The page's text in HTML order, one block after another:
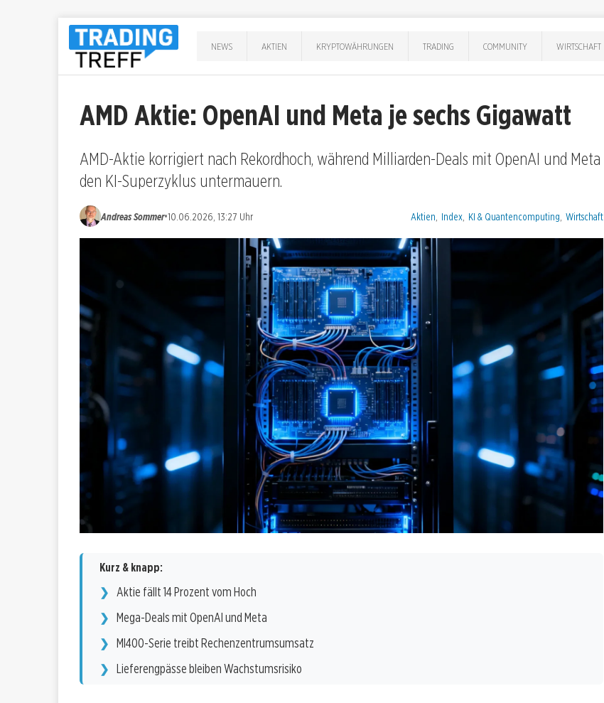
NEWS AKTIEN KRYPTOWÄHRUNGEN TRADING COMMUNITY WIRTSCHAFT
AMD Aktie: OpenAI und Meta je sechs Gigawatt
AMD-Aktie korrigiert nach Rekordhoch, während Milliarden-Deals mit OpenAI und Meta
den KI-Superzyklus untermauern.
Andreas Sommer•10.06.2026, 13:27 Uhr Kategorien:
Aktien Index KI & Quantencomputing Wirtschaft
Kurz & knapp:
Aktie fällt 14 Prozent vom Hoch
Mega-Deals mit OpenAI und Meta
MI400-Serie treibt Rechenzentrumsumsatz
Lieferengpässe bleiben Wachstumsrisiko